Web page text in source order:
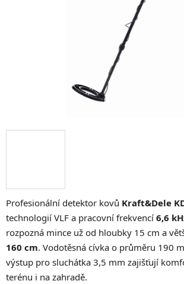
Profesionální detektor kovů Kraft&Dele
technologií VLF a pracovní frekvencí 6,6
rozpozná mince už od hloubky 15 cm a
160 cm. Vodotěsná cívka o průměru 190
výstup pro sluchátka 3,5 mm zajišťují
terénu i na zahradě.